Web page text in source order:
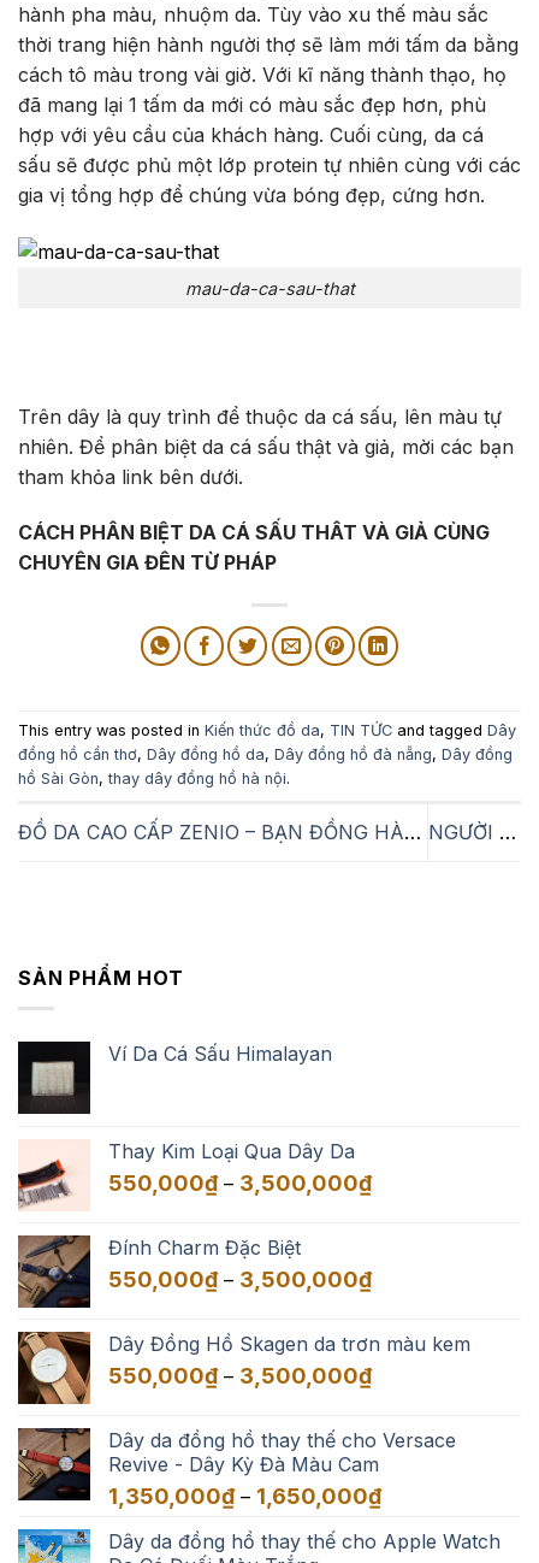
hành pha màu, nhuộm da. Tùy vào xu thế màu sắc
thời trang hiện hành người thợ sẽ làm mới tấm da bằng
cách tô màu trong vài giờ. Với kĩ năng thành thạo, họ
đã mang lại 1 tấm da mới có màu sắc đẹp hơn, phù
hợp với yêu cầu của khách hàng. Cuối cùng, da cá
sấu sẽ được phủ một lớp protein tự nhiên cùng với các
gia vị tổng hợp để chúng vừa bóng đẹp, cứng hơn.
mau-da-ca-sau-that
Trên dây là quy trình để thuộc da cá sấu, lên màu tự
nhiên. Để phân biệt da cá sấu thật và giả, mời các bạn
tham khỏa link bên dưới.
CÁCH PHÂN BIỆT DA CÁ SẤU THÂT VÀ GIẢ CÙNG
CHUYÊN GIA ĐÊN TỪ PHÁP
This entry was posted in Kiến thức đồ da, TIN TỨC and tagged Dây
đồng hồ cần thơ, Dây đồng hồ da, Dây đồng hồ đà nẵng, Dây đồng
hồ Sài Gòn,thay dây đồng hồ hà nội.
ĐỒ DA CAO CẤP ZENIO – BẠN ĐỒNG HÀNH CỦA PHÁI MẠNH NGƯỜI VIỆT NÊN DÙNG HÀNG VIỆT
SẢN PHẨM HOT
Ví Da Cá Sấu Himalayan
Thay Kim Loại Qua Dây Da
550,000₫ – 3,500,000₫Khoảng
đến
Đính Charm Đặc Biệt
550,000₫ – 3,500,000₫Khoảng
550,000₫
đến
Dây Đồng Hồ Skagen da trơn màu kem
550,000₫ – 3,500,000₫Khoảng
550,000₫
đến
3,500,000₫
Dây da đồng hồ thay thế cho Versace
Revive - Dây Kỳ Đà Màu Cam
1,350,000₫ – 1,650,000₫Khoảng
từ
Dây da đồng hồ thay thế cho Apple Watch